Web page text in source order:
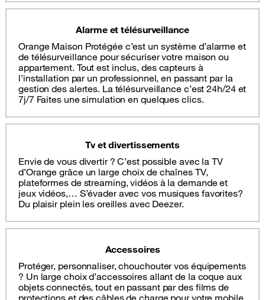
Alarme et télésurveillance
Orange Maison Protégée c’est un système d’alarme et
de télésurveillance pour sécuriser votre maison ou
appartement. Tout est inclus, des capteurs à
l’installation par un professionnel, en passant par la
gestion des alertes. La télésurveillance c’est 24h/24 et
7j/7 Faites une simulation en quelques clics.
Tv et divertissements
Envie de vous divertir ? C’est possible avec la TV
d’Orange grâce un large choix de chaînes TV,
plateformes de streaming, vidéos à la demande et
jeux vidéos,… S’évader avec vos musiques favorites?
Du plaisir plein les oreilles avec Deezer.
Accessoires
Protéger, personnaliser, chouchouter vos équipements
? Un large choix d’accessoires allant de la coque aux
objets connectés, tout en passant par des films de